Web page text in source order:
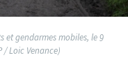
et gendarmes mobiles, le 9
/ Loic Venance)